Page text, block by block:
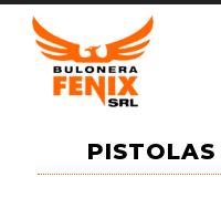
PISTOLAS